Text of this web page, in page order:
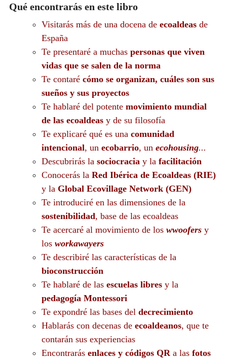
Qué encontrarás en este libro
Visitarás más de una docena de ecoaldeas de
España
Te presentaré a muchas personas que viven
vidas que se salen de la norma
Te contaré cómo se organizan, cuáles son sus
sueños y sus proyectos
Te hablaré del potente movimiento mundial
de las ecoaldeas y de su filosofía
Te explicaré qué es una comunidad
intencional, un ecobarrio, un ecohousing...
Descubrirás la sociocracia y la facilitación
Conocerás la Red Ibérica de Ecoaldeas (RIE)
y la Global Ecovillage Network (GEN)
Te introduciré en las dimensiones de la
sostenibilidad, base de las ecoaldeas
Te acercaré al movimiento de los wwoofers y
los workawayers
Te describiré las características de la
bioconstrucción
Te hablaré de las escuelas libres y la
pedagogía Montessori
Te expondré las bases del decrecimiento
Hablarás con decenas de ecoaldeanos, que te
contarán sus experiencias
Encontrarás enlaces y códigos QRa las fotos